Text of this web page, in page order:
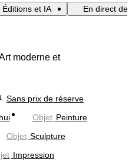
Éditions et IA En direct de
moderne et
Sans prix de réserve
Objet Peinture
Objet Sculpture
Impression